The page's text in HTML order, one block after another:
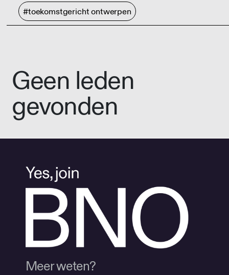
#toekomstgericht ontwerpen
Geen leden
gevonden
Meer weten?